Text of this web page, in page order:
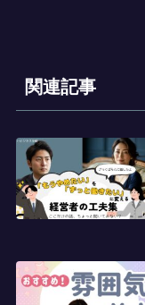
関連記事